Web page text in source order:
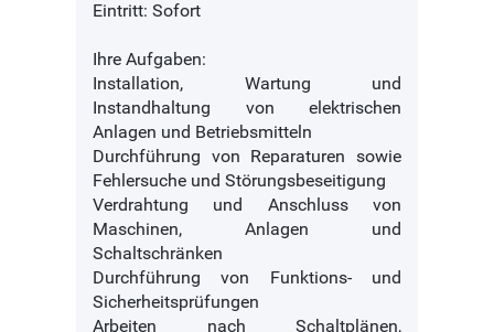
Eintritt: Sofort
Ihre Aufgaben:
Installation, Wartung und
Instandhaltung von elektrischen
Anlagen und Betriebsmitteln
Durchführung von Reparaturen sowie
Fehlersuche und Störungsbeseitigung
Verdrahtung und Anschluss von
Maschinen, Anlagen und
Schaltschränken
Durchführung von Funktions- und
Sicherheitsprüfungen
Arbeiten nach Schaltplänen,